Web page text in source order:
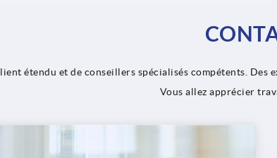
étendu et de conseillers spécialisés compétents.
Vous allez apprécier